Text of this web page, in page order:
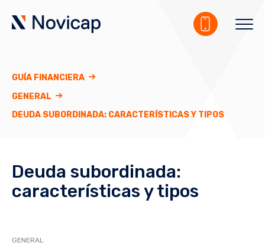
GUÍA FINANCIERA
GENERAL
DEUDA SUBORDINADA: CARACTERÍSTICAS Y TIPOS
Deuda subordinada:
características y tipos
GENERAL